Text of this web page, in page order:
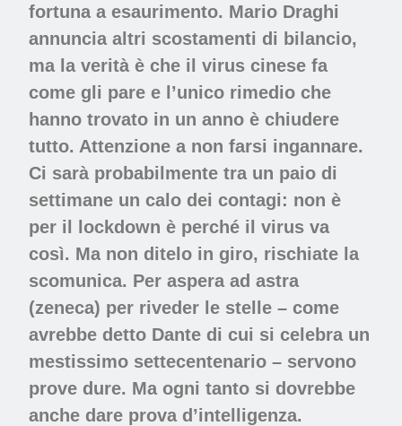
fortuna a esaurimento. Mario Draghi
annuncia altri scostamenti di bilancio,
ma la verità è che il virus cinese fa
come gli pare e l’unico rimedio che
hanno trovato in un anno è chiudere
tutto. Attenzione a non farsi ingannare.
Ci sarà probabilmente tra un paio di
settimane un calo dei contagi: non è
per il lockdown è perché il virus va
così. Ma non ditelo in giro, rischiate la
scomunica. Per aspera ad astra
(zeneca) per riveder le stelle – come
avrebbe detto Dante di cui si celebra un
mestissimo settecentenario – servono
prove dure. Ma ogni tanto si dovrebbe
anche dare prova d’intelligenza.